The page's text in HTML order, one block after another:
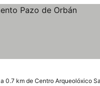
a 0.7 km de Centro Arqueolóxico